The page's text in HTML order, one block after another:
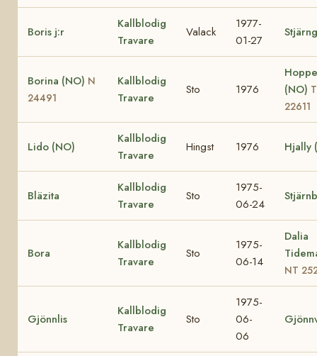
Boris j:r
Kallblodig
Travare
Valack
1977-
01-27
Borina (NO) N
24491
Kallblodig
Travare
Sto 1976
(NO)
22611
Lido (NO)
Kallblodig
Travare
Hingst 1976 Hjally
Bläzita
Kallblodig
Travare
Sto
1975-
06-24
Bora
Kallblodig
Travare
Sto
1975-
06-14
Dalia
NT
Gjönnlis
Kallblodig
Travare
Sto
1975-
06-
06